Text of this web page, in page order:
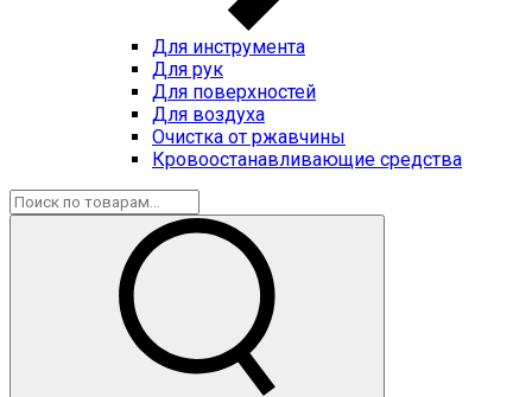
Для инструмента
Для рук
Для поверхностей
Для воздуха
Очистка от ржавчины
Кровоостанавливающие средства